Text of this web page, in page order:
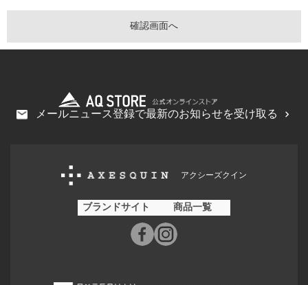
メールニュース登録で最新のお知らせを受け取る
アクシーズクイン
ブランドサイト 商品一覧